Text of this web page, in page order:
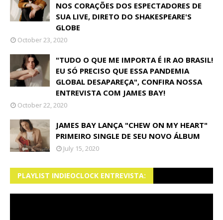
NOS CORAÇÕES DOS ESPECTADORES DE
SUA LIVE, DIRETO DO SHAKESPEARE'S
GLOBE
October 23, 2020
"TUDO O QUE ME IMPORTA É IR AO BRASIL!
EU SÓ PRECISO QUE ESSA PANDEMIA
GLOBAL DESAPAREÇA", CONFIRA NOSSA
ENTREVISTA COM JAMES BAY!
October 22, 2020
JAMES BAY LANÇA "CHEW ON MY HEART"
PRIMEIRO SINGLE DE SEU NOVO ÁLBUM
July 15, 2020
PLAYLIST INDIEOCLOCK ENTREVISTA: